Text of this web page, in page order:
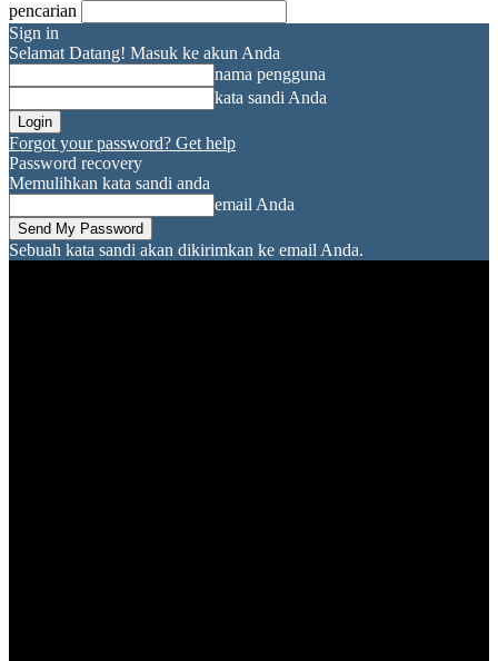
pencarian
Sign in
Selamat Datang! Masuk ke akun Anda
nama pengguna
kata sandi Anda
Forgot your password? Get help
Password recovery
Memulihkan kata sandi anda
email Anda
Sebuah kata sandi akan dikirimkan ke email Anda.